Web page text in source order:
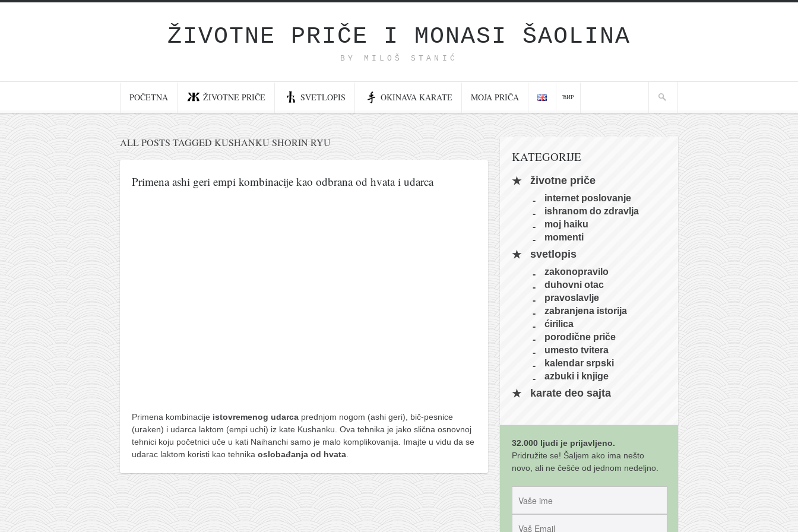
ŽIVOTNE PRIČE I MONASI ŠAOLINA
BY MILOŠ STANIĆ
POČETNA ŽIVOTNE PRIČE SVETLOPIS OKINAVA KARATE MOJA PRIČA ЋИР
internet poslovanje
ishranom do zdravlja
moj haiku
momenti i mesta
bonus sadržaj
Svetlopis
zakonopravilo
duhovni otac
pravoslavlje
zabranjena istorija
ćirilica
porodične priče
umesto tvitera
kalendar srpski
azbuki i knjige
Okinava karate
najnovije na blogu
moje beleške
istorija karatea
bubishi
karate
kihon
ALL POSTS TAGGED KUSHANKU SHORIN RYU
Primena ashi geri empi kombinacije kao odbrana od hvata i udarca
Primena kombinacije istovremenog udarca prednjom nogom (ashi geri), bič-pesnice
(uraken) i udarca laktom (empi uchi) iz kate Kushanku. Ova tehnika je jako slična osnovnoj
tehnici koju početnici uče u kati Naihanchi samo je malo komplikovanija. Imajte u vidu da se
udarac laktom koristi kao tehnika oslobađanja od hvata
KATEGORIJE
životne priče
internet poslovanje
ishranom do zdravlja
moj haiku
momenti
svetlopis
zakonopravilo
duhovni otac
pravoslavlje
zabranjena istorija
ćirilica
porodične priče
umesto tvitera
kalendar srpski
azbuki i knjige
karate deo sajta
32.000 ljudi je prijavljeno.
Pridružite se! Šaljem ako ima nešto
novo, ali ne češće od jednom nedeljno.